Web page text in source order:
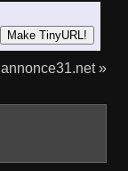
annonce31.net »